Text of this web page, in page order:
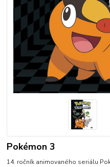
Pokémon 3
14. ročník animovaného seriálu